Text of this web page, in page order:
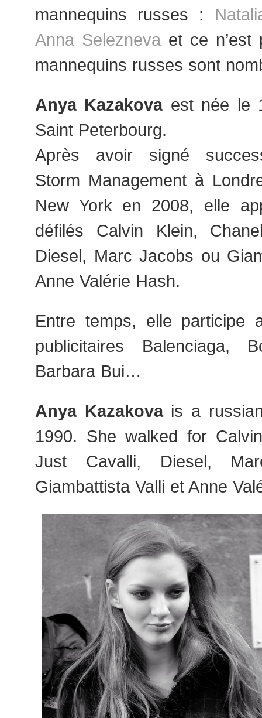
mannequins russes :
Anna Selezneva et ce n’est
mannequins russes sont
Anya Kazakovaest née le
Saint Peterbourg.
Après avoir signé
Storm Management à
New York en 2008, elle
défilés Calvin Klein,
Diesel, Marc Jacobs ou
Anne Valérie Hash.
Entre temps, elle participe
publicitaires Balenciaga,
Barbara Bui…
Anya Kazakovais a
1990. She walked for
Just Cavalli, Diesel,
Giambattista Valli et Anne